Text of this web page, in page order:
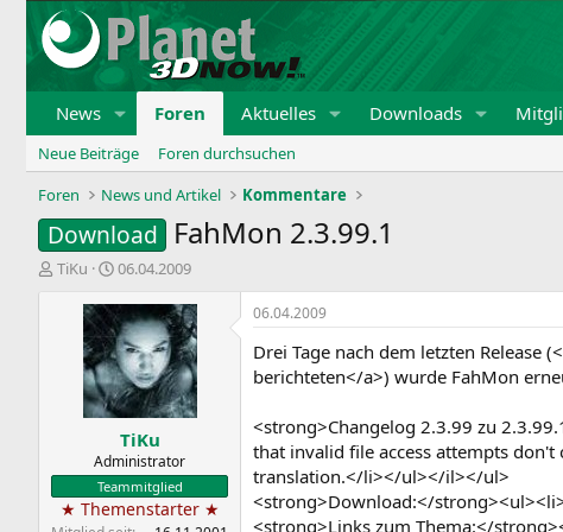
News Foren Aktuelles Downloads
Neue Beiträge
Foren durchsuchen
Foren
News und Artikel Kommentare
Download FahMon 2.3.99.1
E
TiKu
E
s
t
e
l
l
t
a
m
06.04.2009
TiKu
Administrator
Teammitglied
★ Themenstarter ★
06.04.2009
Drei Tage nach dem letzten
berichteten</a>) wurde FahMon
<strong>Changelog 2.3.99 zu
that invalid file access attempts
translation.</li></ul></il></ul>
<strong>Download:</
<strong>Links zum Thema:</